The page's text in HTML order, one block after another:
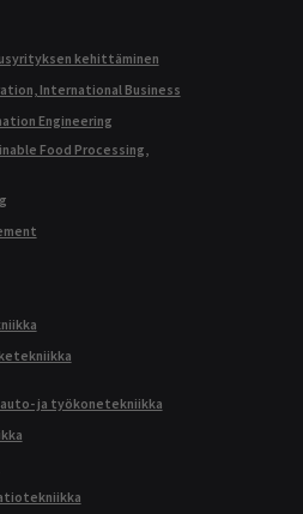
kehittäminen
International Business
Engineering
Food Processing,
ja työkonetekniikka